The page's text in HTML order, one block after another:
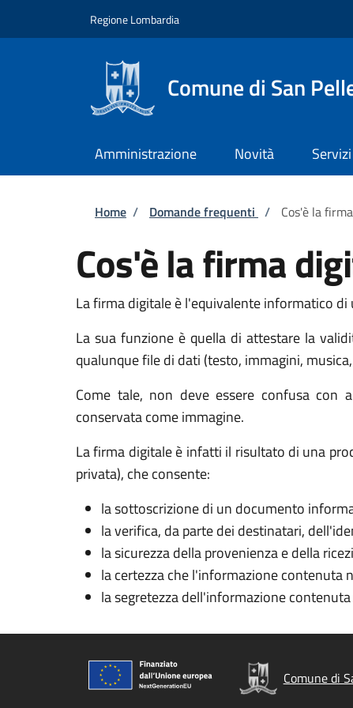
Regione Lombardia
Comune di San
Amministrazione Novità Servizi
Briciole di pane
Home / Domande frequenti / Cos'è la
Cos'è la firma
La firma digitale è l'equivalente informatico
La sua funzione è quella di attestare la
qualunque file di dati (testo, immagini, musica,
Come tale, non deve essere confusa con
conservata come immagine.
La firma digitale è infatti il risultato di una
privata), che consente:
la sottoscrizione di un documento
la verifica, da parte dei destinatari,
la sicurezza della provenienza e della
la certezza che l'informazione contenuta
la segretezza dell'informazione
Comune di